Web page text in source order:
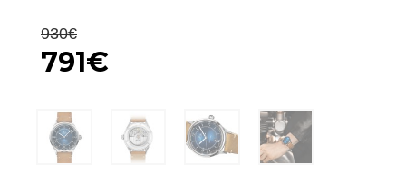
930€
prix
initial
791€
actuel
est :
791€.